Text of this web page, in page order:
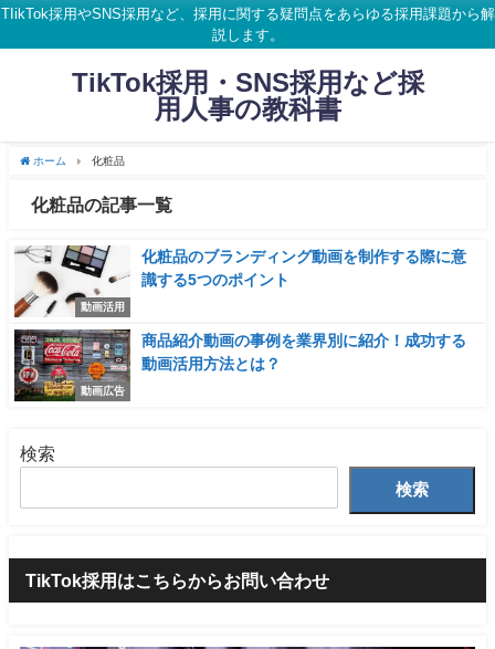
TIikTok採用やSNS採用など、採用に関する疑問点をあらゆる採用課題から解
説します。
TikTok採用・SNS採用など採
用人事の教科書
ホーム 化粧品
化粧品の記事一覧
動画活用
化粧品のブランディング動画を制作する際に意
識する5つのポイント
動画広告
商品紹介動画の事例を業界別に紹介！成功する
動画活用方法とは？
検索
検索
TikTok採用はこちらからお問い合わせ